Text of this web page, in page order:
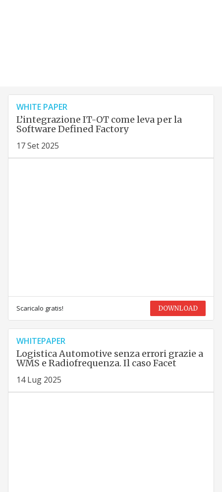
WHITE PAPER
L’integrazione IT-OT come leva per la
Software Defined Factory
17 Set 2025
Scaricalo gratis! DOWNLOAD
WHITEPAPER
Logistica Automotive senza errori grazie a
WMS e Radiofrequenza. Il caso Facet
14 Lug 2025